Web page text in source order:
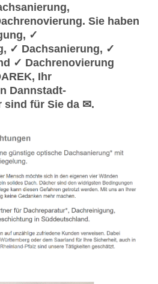
Sie haben
✓
✓ Dachsanierung, ✓
✓ Dachrenovierung
Ihr
Dannstadt-
sind für Sie da ✉.